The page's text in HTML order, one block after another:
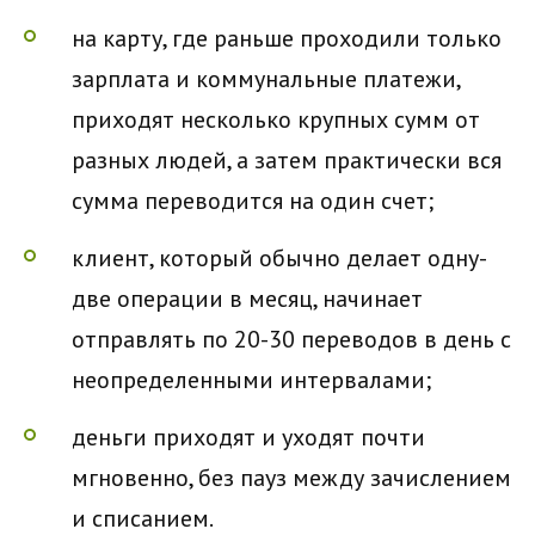
на карту, где раньше проходили только
зарплата и коммунальные платежи,
приходят несколько крупных сумм от
разных людей, а затем практически вся
сумма переводится на один счет;
клиент, который обычно делает одну-
две операции в месяц, начинает
отправлять по 20-30 переводов в день с
неопределенными интервалами;
деньги приходят и уходят почти
мгновенно, без пауз между зачислением
и списанием.